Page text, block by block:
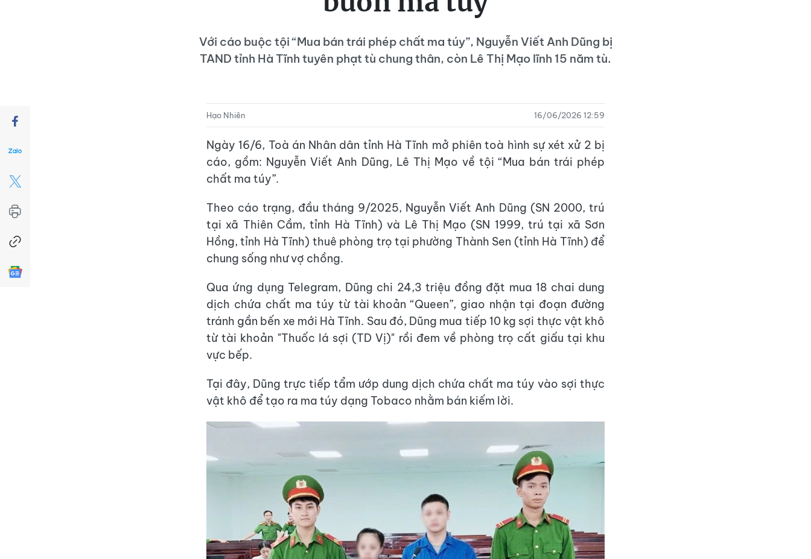
Với cáo buộc tội “Mua bán trái phép chất ma túy”, Nguyễn Viết Anh Dũng bị
TAND tỉnh Hà Tĩnh tuyên phạt tù chung thân, còn Lê Thị Mạo lĩnh 15 năm tù.
Hạo Nhiên 16/06/2026 12:59
Ngày 16/6, Toà án Nhân dân tỉnh Hà Tĩnh mở phiên toà hình sự xét xử 2 bị
cáo, gồm: Nguyễn Viết Anh Dũng, Lê Thị Mạo về tội “Mua bán trái phép
chất ma túy”.
Theo cáo trạng, đầu tháng 9/2025, Nguyễn Viết Anh Dũng (SN 2000, trú
tại xã Thiên Cầm, tỉnh Hà Tĩnh) và Lê Thị Mạo (SN 1999, trú tại xã Sơn
Hồng, tỉnh Hà Tĩnh) thuê phòng trọ tại phường Thành Sen (tỉnh Hà Tĩnh) để
chung sống như vợ chồng.
Qua ứng dụng Telegram, Dũng chi 24,3 triệu đồng đặt mua 18 chai dung
dịch chứa chất ma túy từ tài khoản “Queen”, giao nhận tại đoạn đường
tránh gần bến xe mới Hà Tĩnh. Sau đó, Dũng mua tiếp 10 kg sợi thực vật khô
từ tài khoản "Thuốc lá sợi (TD Vị)" rồi đem về phòng trọ cất giấu tại khu
vực bếp.
Tại đây, Dũng trực tiếp tẩm ướp dung dịch chứa chất ma túy vào sợi thực
vật khô để tạo ra ma túy dạng Tobaco nhằm bán kiếm lời.